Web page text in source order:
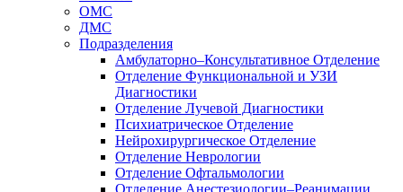
ОМС
ДМС
Подразделения
Амбулаторно–Консультативное Отделение
Отделение Функциональной и УЗИ
Диагностики
Отделение Лучевой Диагностики
Психиатрическое Отделение
Нейрохирургическое Отделение
Отделение Неврологии
Отделение Офтальмологии
Отделение Анестезиологии–Реанимации